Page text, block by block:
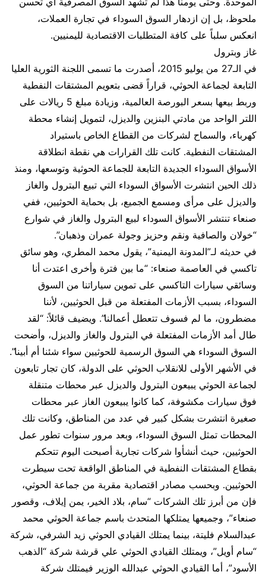
ملحوظ، بل إن ازدهار السوق السوداء في تجارة العملات،
انعكس سلباً على كافة المتطلبات الاقتصادية لليمنيين.
غاز وبترول
في الـ27 من يوليو 2015، أصدرت ما تسمى اللجنة الثورية العليا
التابعة لجماعة الحوثي، قراراً قضى بتعويم المشتقات النفطية
وربط بيعها بسعر البورصة العالمية، وزيادة مبلغ 5 ريالات على
اللتر الواحد من مادتي البنزين والديزل، لتمويل إنشاء محطة
كهرباء، والسماح لشركات من القطاع الخاص باستيراد
المشتقات النفطية. كانت تلك القرارات هي نقطة انطلاقة
الأسواق السوداء الجديدة التابعة للجماعة الحوثية وتوسعها، ومنذ
ذلك الحين انتشرت الأسواق السوداء التي تبيع البترول والغاز
والديزل على مرأى ومسمع الجميع، بل بحماية الحوثيين، ففي
صنعاء تنتشر الأسواق السوداء لبيع البترول والغاز في شوارع
“خولان والصافية ونقم وحزيز وجولة عمران وذهبان”.
في حديثه لـ”المدونة اليمنية”، يقول محمد المطري، وهو سائق
تاكسي في العاصمة صنعاء: “ما بين فترة وأخرى اعتدت أنا
وسائقي سيارات التاكسي على تموين سياراتنا من السوق
السوداء، بسبب الأزمات المفتعلة من قبل الحوثيين، لأننا
مضطرون، ما لم فسوف تتعطل أعمالنا”. ويضيف قائلاً: “لقد
طال أمد الأزمات المفتعلة في البترول والغاز والديزل، وأضحت
السوق السوداء هي السوق الرسمية للحوثيين سواء شئنا أم أبينا”.
في الأشهر الأولى للانقلاب الحوثي على الدولة، كان تجار تابعون
لجماعة الحوثي يبيعون البترول والديزل عبر محطات متنقلة
فوق سيارات مكشوفة، كما كانوا يبيعون الغاز عبر محطات
صغيرة انتشرت بشكل كبير في عدد من المناطق، وكانت تلك
المحطات تمثل السوق السوداء، وبعد مرور سنوات تطور عمل
الحوثيين، حيث أنشأوا شركات تجارية أصبحت اليوم تتحكم
بقطاع المشتقات النفطية في المناطق الواقعة تحت سيطرت
الحوثيين. وبحسب مصادر اقتصادية مقربة من جماعة الحوثي،
فإن من أبرز تلك الشركات “سام، بلاد الخير، يمن إيلاف، وقصور
صنعاء”، وجميعها يمتلكها المتحدث باسم جماعة الحوثي محمد
عبدالسلام فليتة، بينما يمتلك القيادي الحوثي زيد الشرفي، شركة
“سام أويل”، ويمتلك القيادي الحوثي علي قرشة شركة “الذهب
الأسود”، أما القيادي الحوثي عبدالله الوزير فيمتلك شركة